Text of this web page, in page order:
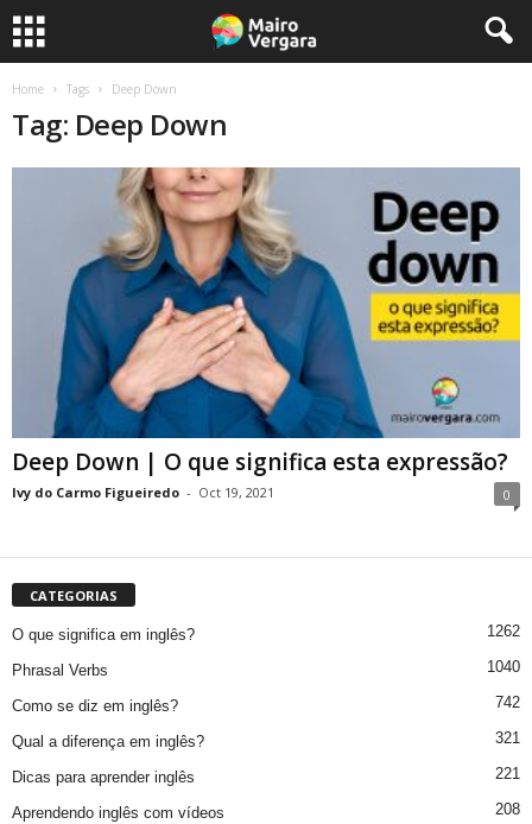
Home Tags Deep Down
Tag: Deep Down
Deep Down | O que significa esta expressão?
Ivy do Carmo Figueiredo - Oct 19, 2021 0
CATEGORIAS
O que significa em inglês? 1262
Phrasal Verbs 1040
Como se diz em inglês? 742
Qual a diferença em inglês? 321
Dicas para aprender inglês 221
Aprendendo inglês com vídeos 208